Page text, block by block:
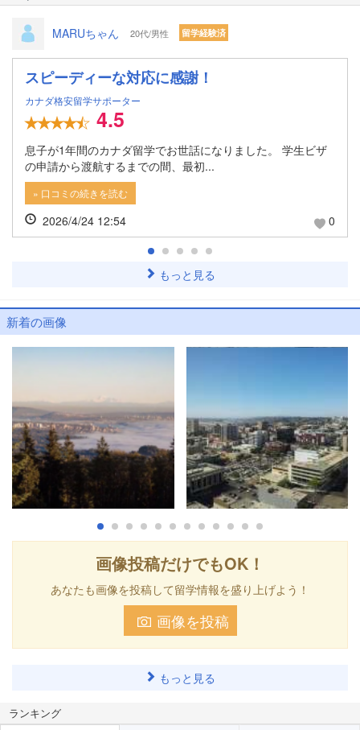
MARUちゃん 20代/男性 留学経験済
スピーディーな対応に感謝！
カナダ格安留学サポーター
4.5
息子が1年間のカナダ留学でお世話になりました。 学生ビザ
の申請から渡航するまでの間、最初...
» 口コミの続きを読む
2026/4/24 12:54 0
もっと見る
新着の画像
画像投稿だけでもOK！
あなたも画像を投稿して留学情報を盛り上げよう！
画像を投稿
もっと見る
ランキング